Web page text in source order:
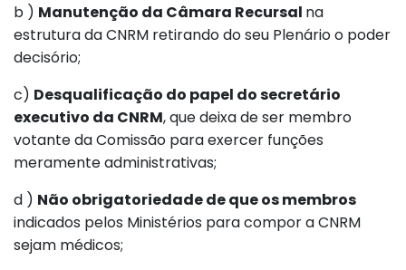
b ) Manutenção da Câmara Recursal na
estrutura da CNRM retirando do seu Plenário o poder
decisório;
c) Desqualificação do papel do secretário
executivo da CNRM, que deixa de ser membro
votante da Comissão para exercer funções
meramente administrativas;
d ) Não obrigatoriedade de que os membros
indicados pelos Ministérios para compor a CNRM
sejam médicos;